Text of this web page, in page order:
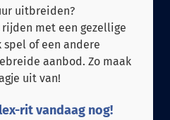
uitbreiden?
met een gezellige
of een andere
aanbod. Zo maak
uit van!
rit vandaag nog!